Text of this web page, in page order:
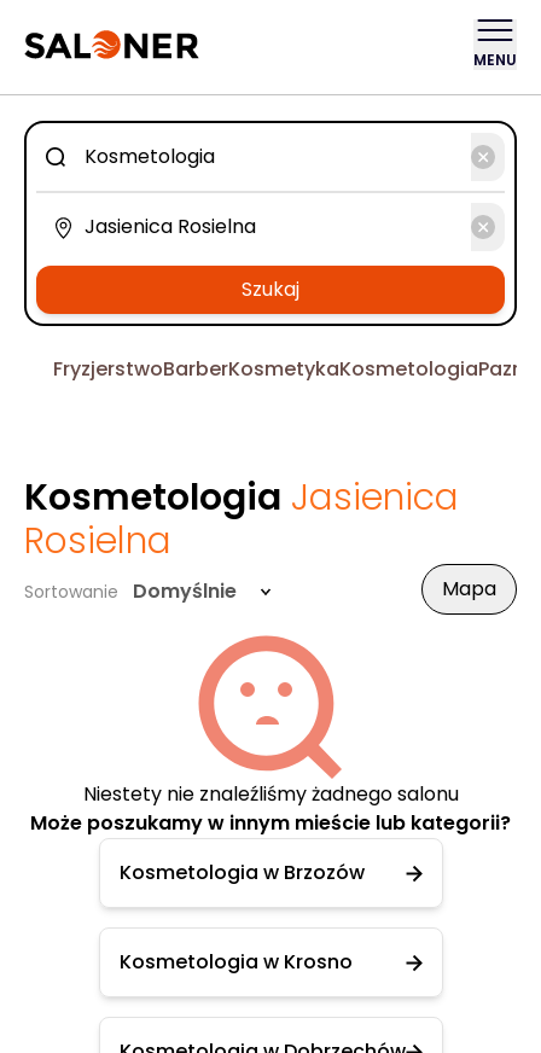
MENU
Szukaj
FryzjerstwoBarberKosmetykaKosmetologia
Kosmetologia Jasienica
Rosielna
Sortowanie Domyślnie Mapa
Niestety nie znaleźliśmy żadnego salonu
Może poszukamy w innym mieście lub kategorii?
Kosmetologia w Brzozów
Kosmetologia w Krosno